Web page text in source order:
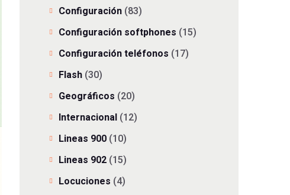
Configuración (83)
Configuración softphones (15)
Configuración teléfonos (17)
Flash (30)
Geográficos (20)
Internacional (12)
Lineas 900 (10)
Lineas 902 (15)
Locuciones (4)